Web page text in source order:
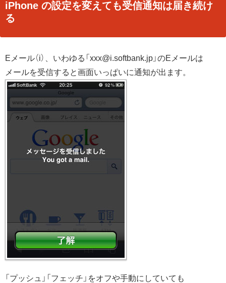
iPhone の設定を変えても受信通知は届き続け
る
Eメール（i）、いわゆる「xxx@i.softbank.jp」のEメールは
メールを受信すると画面いっぱいに通知が出ます。
「プッシュ」「フェッチ」をオフや手動にしていても